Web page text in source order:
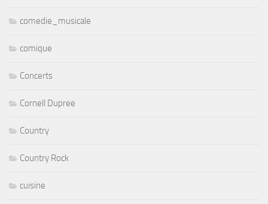
comedie_musicale
comique
Concerts
Cornell Dupree
Country
Country Rock
cuisine